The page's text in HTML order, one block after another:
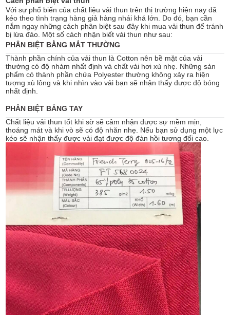
Với sự phổ biến của chất liệu vải thun trên thị trường hiện nay đã
kéo theo tình trạng hàng giả hàng nhái khá lớn. Do đó, bạn cần
nắm ngay những cách phân biệt sau đây khi mua vải thun để tránh
bị lừa đảo. Một số cách nhận biết vải thun như sau:
PHÂN BIỆT BẰNG MẮT THƯỜNG
Thành phần chính của vải thun là Cotton nên bề mặt của vải
thường có độ nhám nhất định và chất vải hơi xù nhẹ. Những sản
phẩm có thành phần chứa Polyester thường không xảy ra hiện
tượng xù lông và khi nhìn vào vải bạn sẽ nhận thấy được độ bóng
nhất định.
PHÂN BIỆT BẰNG TAY
Chất liệu vải thun tốt khi sờ sẽ cảm nhận được sự mềm mịn,
thoáng mát và khi vò sẽ có độ nhăn nhẹ. Nếu bạn sử dụng một lực
kéo sẽ nhận thấy được vải đạt được độ đàn hồi tương đối cao.